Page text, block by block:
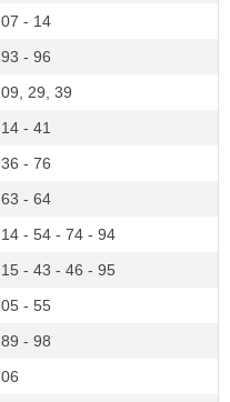
07 - 14
93 - 96
09, 29, 39
14 - 41
36 - 76
63 - 64
14 - 54 - 74 - 94
15 - 43 - 46 - 95
05 - 55
89 - 98
06